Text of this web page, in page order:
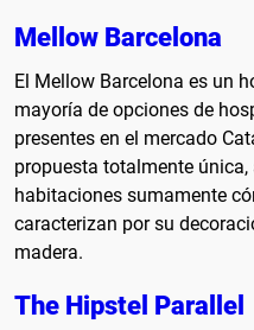
Mellow Barcelona
El Mellow Barcelona es un
mayoría de opciones de
presentes en el mercado
propuesta totalmente
habitaciones sumamente
caracterizan por su
madera.
The Hipstel Parallel